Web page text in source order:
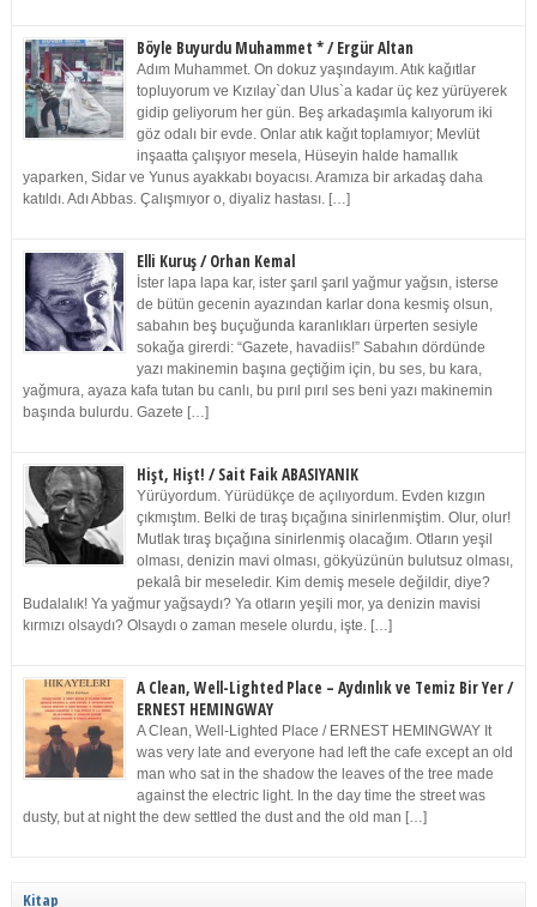
Böyle Buyurdu Muhammet * / Ergür Altan
Adım Muhammet. On dokuz yaşındayım. Atık kağıtlar
topluyorum ve Kızılay`dan Ulus`a kadar üç kez yürüyerek
gidip geliyorum her gün. Beş arkadaşımla kalıyorum iki
göz odalı bir evde. Onlar atık kağıt toplamıyor; Mevlüt
inşaatta çalışıyor mesela, Hüseyin halde hamallık
yaparken, Sidar ve Yunus ayakkabı boyacısı. Aramıza bir arkadaş daha
katıldı. Adı Abbas. Çalışmıyor o, diyaliz hastası. […]
Elli Kuruş / Orhan Kemal
İster lapa lapa kar, ister şarıl şarıl yağmur yağsın, isterse
de bütün gecenin ayazından karlar dona kesmiş olsun,
sabahın beş buçuğunda karanlıkları ürperten sesiyle
sokağa girerdi: “Gazete, havadiis!” Sabahın dördünde
yazı makinemin başına geçtiğim için, bu ses, bu kara,
yağmura, ayaza kafa tutan bu canlı, bu pırıl pırıl ses beni yazı makinemin
başında bulurdu. Gazete […]
Hişt, Hişt! / Sait Faik ABASIYANIK
Yürüyordum. Yürüdükçe de açılıyordum. Evden kızgın
çıkmıştım. Belki de tıraş bıçağına sinirlenmiştim. Olur, olur!
Mutlak tıraş bıçağına sinirlenmiş olacağım. Otların yeşil
olması, denizin mavi olması, gökyüzünün bulutsuz olması,
pekalâ bir meseledir. Kim demiş mesele değildir, diye?
Budalalık! Ya yağmur yağsaydı? Ya otların yeşili mor, ya denizin mavisi
kırmızı olsaydı? Olsaydı o zaman mesele olurdu, işte. […]
A Clean, Well-Lighted Place – Aydınlık ve Temiz Bir Yer /
ERNEST HEMINGWAY
A Clean, Well-Lighted Place / ERNEST HEMINGWAY It
was very late and everyone had left the cafe except an old
man who sat in the shadow the leaves of the tree made
against the electric light. In the day time the street was
dusty, but at night the dew settled the dust and the old man […]
Kitap